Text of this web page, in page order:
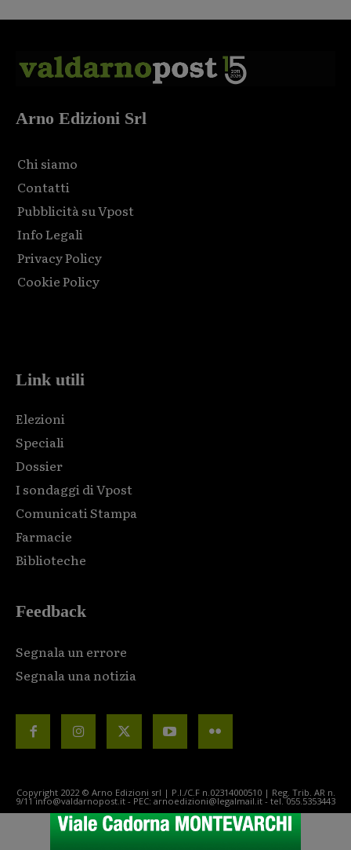
Arno Edizioni Srl
Chi siamo
Contatti
Pubblicità su Vpost
Info Legali
Privacy Policy
Cookie Policy
Link utili
Elezioni
Speciali
Dossier
I sondaggi di Vpost
Comunicati Stampa
Farmacie
Biblioteche
Feedback
Segnala un errore
Segnala una notizia
Copyright 2022 © Arno Edizioni srl | P.I./C.F n.02314000510 | Reg. Trib. AR n.
9/11 info@valdarnopost.it - PEC: arnoedizioni@legalmail.it - tel. 055.5353443